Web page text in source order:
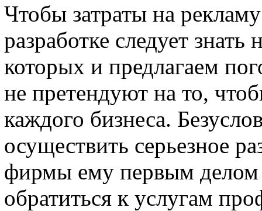
Чтобы затраты на
разработке следует
которых и предлагаем
не претендуют на то,
каждого бизнеса.
осуществить серьезное
фирмы ему первым делом
обратиться к услугам